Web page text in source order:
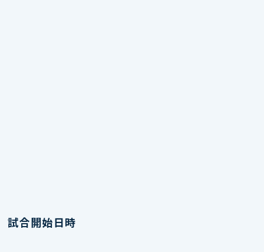
試合開始日時